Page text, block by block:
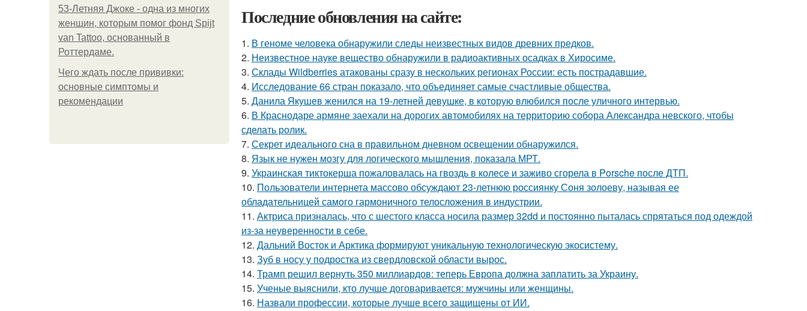
53-Летняя Джоке - одна из многих
женщин, которым помог фонд Spijt
van Tattoo, основанный в
Роттердаме.
Чего ждать после прививки:
основные симптомы и
рекомендации
Последние обновления на сайте:
1. В геноме человека обнаружили следы неизвестных видов древних предков.
2. Неизвестное науке вещество обнаружили в радиоактивных осадках в Хиросиме.
3. Склады Wildberries атакованы сразу в нескольких регионах России: есть пострадавшие.
4. Исследование 66 стран показало, что объединяет самые счастливые общества.
5. Данила Якушев женился на 19-летней девушке, в которую влюбился после уличного интервью.
6. В Краснодаре армяне заехали на дорогих автомобилях на территорию собора Александра невского, чтобы
сделать ролик.
7. Секрет идеального сна в правильном дневном освещении обнаружился.
8. Язык не нужен мозгу для логического мышления, показала МРТ.
9. Украинская тиктокерша пожаловалась на гвоздь в колесе и заживо сгорела в Porsche после ДТП.
10. Пользователи интернета массово обсуждают 23-летнюю россиянку Соня золоеву, называя ее
обладательницей самого гармоничного телосложения в индустрии.
11. Актриса призналась, что с шестого класса носила размер 32dd и постоянно пыталась спрятаться под одеждой
из-за неуверенности в себе.
12. Дальний Восток и Арктика формируют уникальную технологическую экосистему.
13. Зуб в носу у подростка из свердловской области вырос.
14. Трамп решил вернуть 350 миллиардов: теперь Европа должна заплатить за Украину.
15. Ученые выяснили, кто лучше договаривается: мужчины или женщины.
16. Назвали профессии, которые лучше всего защищены от ИИ.